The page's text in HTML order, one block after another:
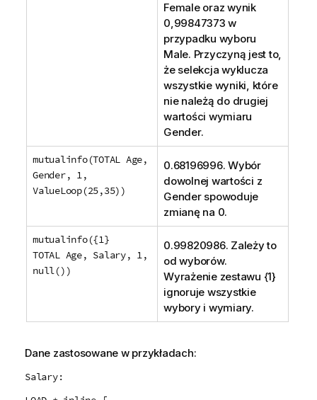
Femaleoraz wynik
0,99847373 w
przypadku wyboru
Male. Przyczyną jest to,
że selekcja wyklucza
wszystkie wyniki, które
nie należą do drugiej
wartości wymiaru
Gender.
mutualinfo(TOTAL Age,
Gender, 1,
ValueLoop(25,35))
0.68196996. Wybór
dowolnej wartości z
Genderspowoduje
zmianę na 0.
mutualinfo({1}
TOTAL Age, Salary, 1,
null())
0.99820986. Zależy to
od wyborów.
Wyrażenie zestawu {1}
ignoruje wszystkie
wybory i wymiary.
Dane zastosowane w przykładach:
Salary: